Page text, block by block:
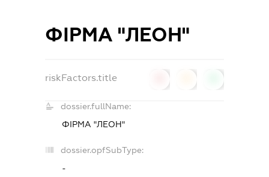
ФІРМА "ЛЕОН"
riskFactors.title
dossier.fullName:
ФІРМА "ЛЕОН"
dossier.opfSubType:
-